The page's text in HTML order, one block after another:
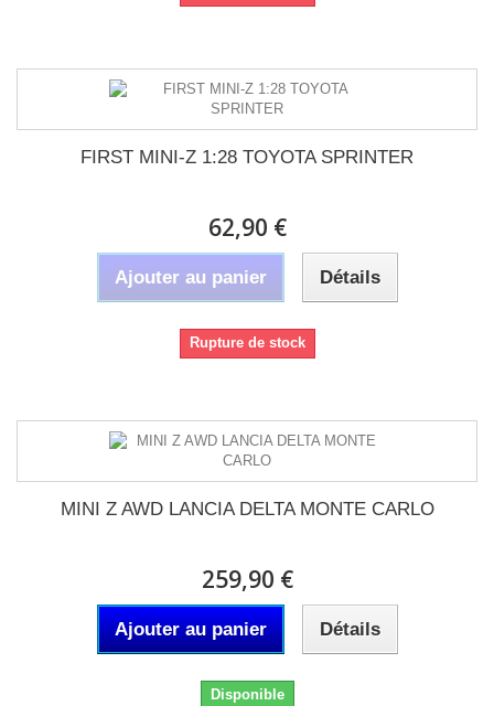
FIRST MINI-Z 1:28 TOYOTA SPRINTER
62,90 €
Ajouter au panier Détails
Rupture de stock
MINI Z AWD LANCIA DELTA MONTE CARLO
259,90 €
Ajouter au panier Détails
Disponible